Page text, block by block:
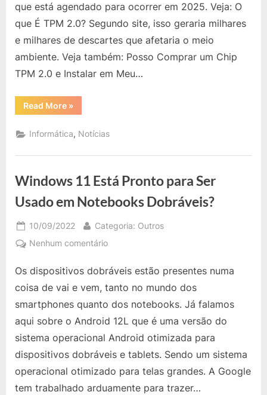
10
–
Diga
à
Microsoft:
computadores
que está agendado para ocorrer em 2025. Veja: O
que É TPM 2.0? Segundo site, isso geraria milhares
e milhares de descartes que afetaria o meio
ambiente. Veja também: Posso Comprar um Chip
TPM 2.0 e Instalar em Meu…
Read More“Fim
Suporte
Windows
10
Diga
não
deixe
milhões
de
para
trás”
»
Informática, Notícias
Windows 11 Está Pronto para Ser
Usado em Notebooks Dobráveis?
Posted
on
10/09/2022 By
Categoria: Outros
Nenhum comentárioem
11
Está
para
Ser
Usado
em
Notebooks
Dobráveis?
Os dispositivos dobráveis ​​estão presentes numa
coisa de vai e vem, tanto no mundo dos
smartphones quanto dos notebooks. Já falamos
aqui sobre o Android 12L que é uma versão do
sistema operacional Android otimizada para
dispositivos dobráveis ​​e tablets. Sendo um sistema
operacional otimizado para telas grandes. A Google
tem trabalhado arduamente para trazer…